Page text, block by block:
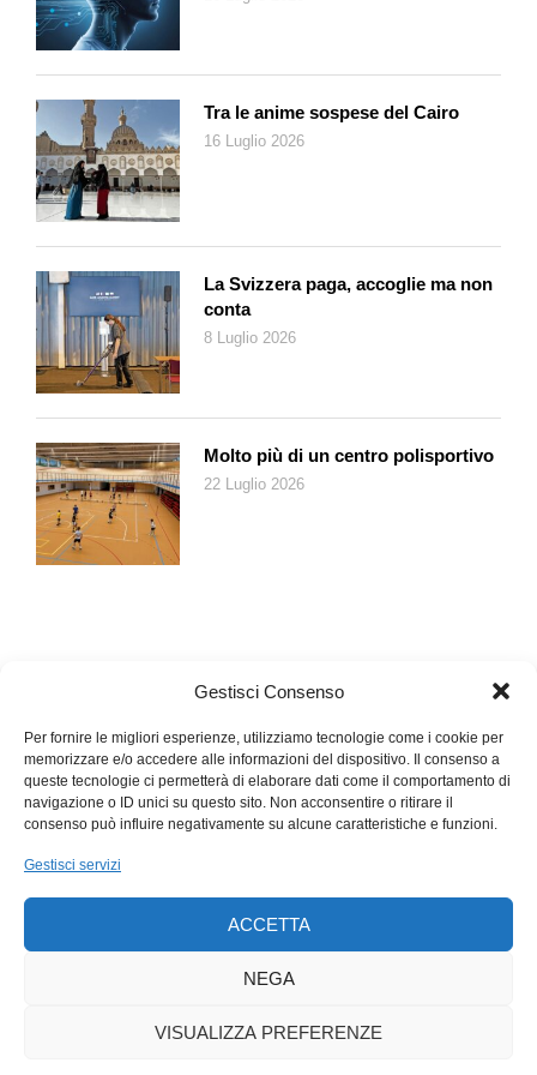
Gestisci Consenso
Per fornire le migliori esperienze, utilizziamo tecnologie come i cookie per
memorizzare e/o accedere alle informazioni del dispositivo. Il consenso a
queste tecnologie ci permetterà di elaborare dati come il comportamento di
navigazione o ID unici su questo sito. Non acconsentire o ritirare il
consenso può influire negativamente su alcune caratteristiche e funzioni.
Gestisci servizi
ACCETTA
NEGA
VISUALIZZA PREFERENZE
Tra le anime sospese del Cairo
16 Luglio 2026
La Svizzera paga, accoglie ma non
conta
8 Luglio 2026
Molto più di un centro polisportivo
22 Luglio 2026